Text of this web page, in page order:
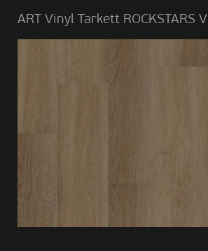
ART Vinyl Tarkett ROCKSTARS